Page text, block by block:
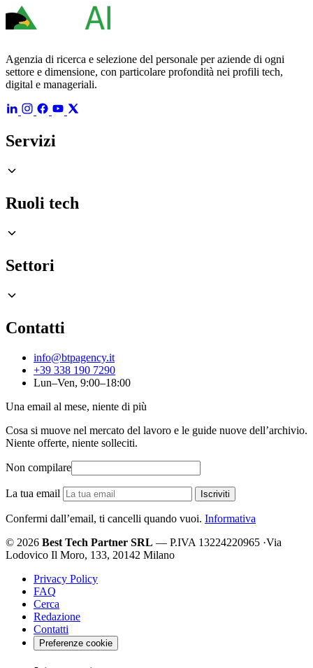
Agenzia di ricerca e selezione del personale per aziende di ogni
settore e dimensione, con particolare profondità nei profili tech,
digital e manageriali.
Servizi
Ruoli tech
Settori
Contatti
info@btpagency.it
+39 338 190 7290
Lun–Ven, 9:00–18:00
Una email al mese, niente di più
Cosa si muove nel mercato del lavoro e le guide nuove dell’archivio.
Niente offerte, niente solleciti.
Non compilare
La tua email Iscriviti
Confermi dall’email, ti cancelli quando vuoi. Informativa
© 2026 Best Tech Partner SRL — P.IVA 13224220965 ·Via
Lodovico Il Moro, 133, 20142 Milano
Privacy Policy
FAQ
Cerca
Redazione
Contatti
Preferenze cookie